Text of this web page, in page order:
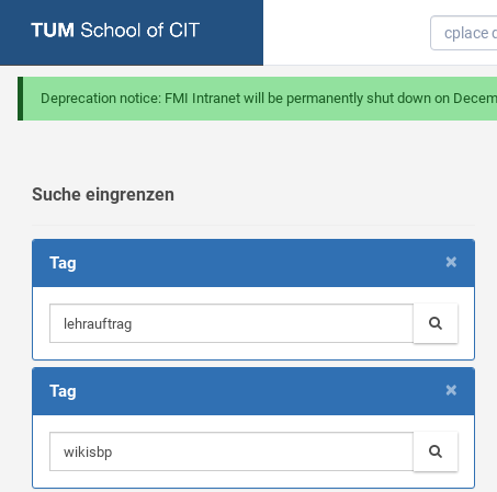
Deprecation notice: FMI Intranet will be permanently shut down on
Suche eingrenzen
×
Tag
×
Tag